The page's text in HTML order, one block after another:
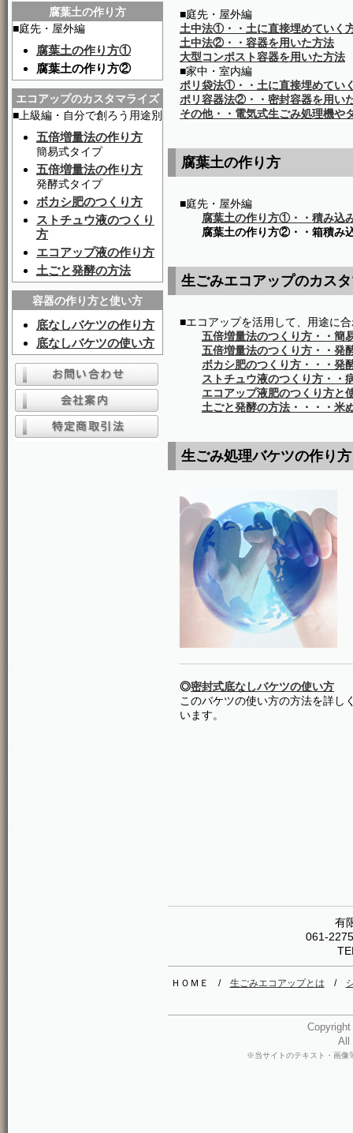
腐葉土の作り方
■庭先・屋外編
腐葉土の作り方①
腐葉土の作り方②
エコアップのカスタマライズ
■上級編・自分で創ろう用途別
五倍増量法の作り方
簡易式タイプ
五倍増量法の作り方
発酵式タイプ
ボカシ肥のつくり方
ストチュウ液のつくり
方
エコアップ液の作り方
土ごと発酵の方法
容器の作り方と使い方
底なしバケツの作り方
底なしバケツの使い方
■庭先・屋外編
土中法①・・土に直接埋めていく
土中法②・・容器を用いた方法
大型コンポスト容器を用いた方法
■家中・室内編
ポリ袋法①・・土に直接埋めてい
ポリ容器法②・・密封容器を用い
その他・・電気式生ごみ処理機や
腐葉土の作り方
■庭先・屋外編
腐葉土の作り方①・・積み込
腐葉土の作り方②・・箱積み
生ごみエコアップのカス
■エコアップを活用して、用途に
五倍増量法のつくり方・・簡
五倍増量法のつくり方・・発
ボカシ肥のつくり方・・・発
ストチュウ液のつくり方・・
エコアップ液肥のつくり方と
土ごと発酵の方法・・・・米
生ごみ処理バケツの作り
◎密封式底なしバケツの使い方
このバケツの使い方の方法を詳し
います。
有
061-
ＨＯＭＥ / 生ごみエコアップとは /
All
※当サイトのテキスト・画像